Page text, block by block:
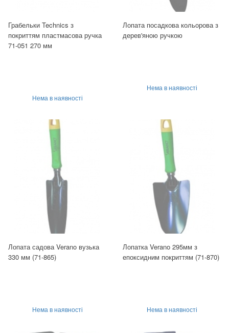
Грабельки Technics з
покриттям пластмасова ручка
71-051 270 мм
Нема в наявності
Лопата посадкова кольорова з
дерев'яною ручкою
Нема в наявності
Лопата садова Verano вузька
330 мм (71-865)
Нема в наявності
Лопатка Verano 295мм з
епоксидним покриттям (71-870)
Нема в наявності